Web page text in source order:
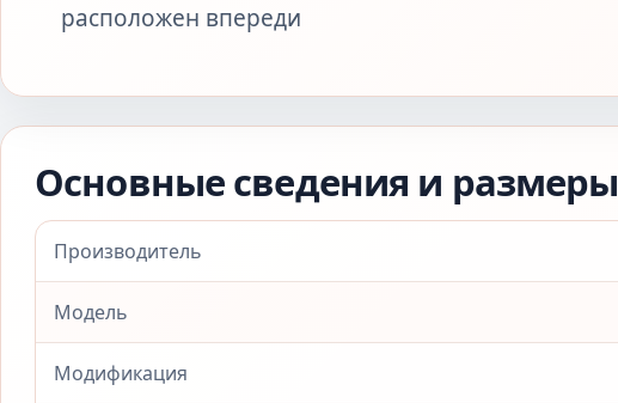
расположен впереди
Основные сведения и размеры
Производитель
Модель
Модификация